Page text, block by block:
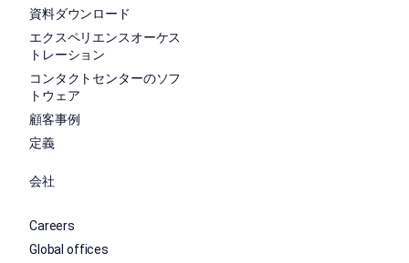
資料ダウンロード
エクスペリエンスオーケス
トレーション
コンタクトセンターのソフ
トウェア
顧客事例
定義
会社
Careers
Global offices